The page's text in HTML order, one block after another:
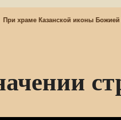
храме Казанской иконы Божией